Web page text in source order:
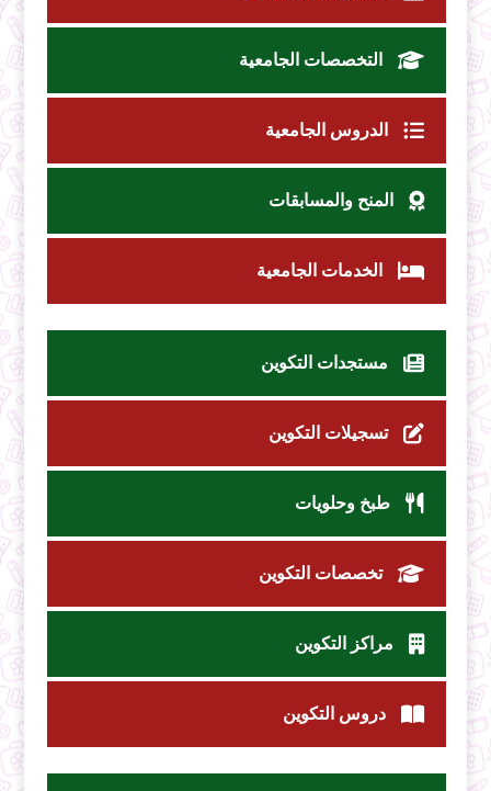
التخصصات الجامعية
الدروس الجامعية
المنح والمسابقات
الخدمات الجامعية
مستجدات التكوين
تسجيلات التكوين
طبخ وحلويات
تخصصات التكوين
مراكز التكوين
دروس التكوين